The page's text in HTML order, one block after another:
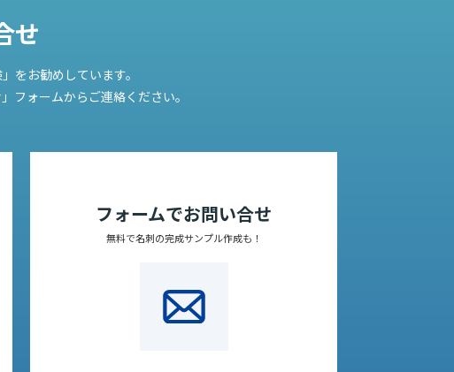
せ
をお勧めしています。
フォームからご連絡ください。
フォームでお問い合せ
無料で名刺の完成サンプル作成も！